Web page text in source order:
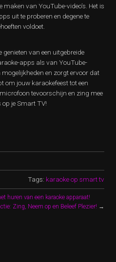
van YouTube-video’s. Het is
uit te proberen en degene te
voldoet.
van een uitgebreide
apps als van YouTube-
mogelijkheden en zorgt ervoor dat
om jouw karaokefeest tot een
tevoorschijn en zing mee
op je Smart TV!
Tags: karaoke op smart tv
huren van een karaoke apparaat!
Zing, Neem op en Beleef Plezier! →